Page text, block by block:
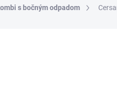
s bočným odpadom